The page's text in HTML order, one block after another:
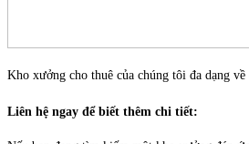
Kho xưởng cho thuê của chúng tôi đa dạng
Liên hệ ngay để biết thêm chi tiết: